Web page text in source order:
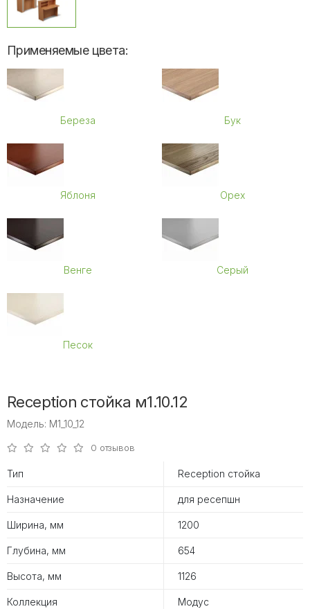
Применяемые цвета:
Береза Бук
Яблоня Орех
Венге Серый
Песок
Reception стойка м1.10.12
Модель: M1_10_12
0 отзывов
Тип Reception стойка
Назначение для ресепшн
Ширина, мм 1200
Глубина, мм 654
Высота, мм 1126
Коллекция Модус